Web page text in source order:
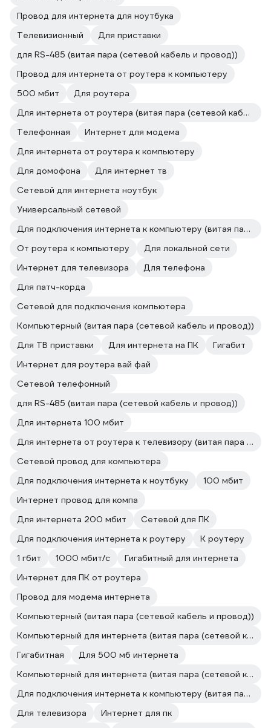
Провод для интернета для ноутбука
Телевизионный
Для приставки
для RS-485 (витая пара (сетевой кабель и провод))
Провод для интернета от роутера к компьютеру
500 мбит
Для роутера
Для интернета от роутера (витая пара (сетевой кабель и провод))
Телефонная
Интернет для модема
Для интернета от роутера к компьютеру
Для домофона
Для интернет тв
Сетевой для интернета ноутбук
Универсальный сетевой
Для подключения интернета к компьютеру (витая пара (сетевой кабель и провод))
От роутера к компьютеру
Для локальной сети
Интернет для телевизора
Для телефона
Для патч-корда
Сетевой для подключения компьютера
Компьютерный (витая пара (сетевой кабель и провод))
Для ТВ приставки
Для интернета на ПК
Гигабит
Интернет для роутера вай фай
Сетевой телефонный
для RS-485 (витая пара (сетевой кабель и провод))
Для интернета 100 мбит
Для интернета от роутера к телевизору (витая пара (сетевой кабель и провод))
Сетевой провод для компьютера
Для подключения интернета к ноутбуку
100 мбит
Интернет провод для компа
Для интернета 200 мбит
Сетевой для ПК
Для подключения интернета к роутеру
К роутеру
1 гбит
1000 мбит/с
Гигабитный для интернета
Интернет для ПК от роутера
Провод для модема интернета
Компьютерный (витая пара (сетевой кабель и провод))
Компьютерный для интернета (витая пара (сетевой кабель и провод))
Гигабитная
Для 500 мб интернета
Компьютерный для интернета (витая пара (сетевой кабель и провод))
Для подключения интернета к компьютеру (витая пара (сетевой кабель и провод))
Для телевизора
Интернет для пк